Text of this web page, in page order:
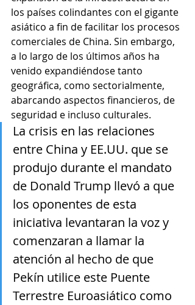
los países colindantes con el gigante
asiático a fin de facilitar los procesos
comerciales de China. Sin embargo,
a lo largo de los últimos años ha
venido expandiéndose tanto
geográfica, como sectorialmente,
abarcando aspectos financieros, de
seguridad e incluso culturales.
La crisis en las relaciones
entre China y EE.UU. que se
produjo durante el mandato
de Donald Trump llevó a que
los oponentes de esta
iniciativa levantaran la voz y
comenzaran a llamar la
atención al hecho de que
Pekín utilice este Puente
Terrestre Euroasiático como